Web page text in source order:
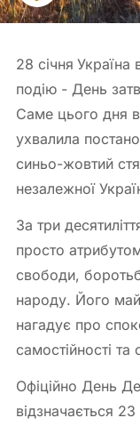
28 січня Україна
подію - День
Саме цього дня
ухвалила
синьо-жовтий
незалежної
За три
просто
свободи,
народу. Його
нагадує про
самостійності та
Офіційно День
відзначається